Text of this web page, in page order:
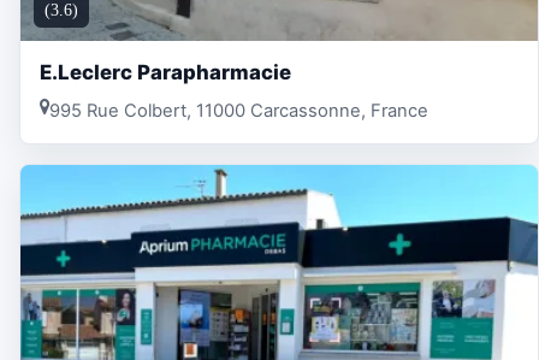
(3.6)
E.Leclerc Parapharmacie
995 Rue Colbert, 11000 Carcassonne, France